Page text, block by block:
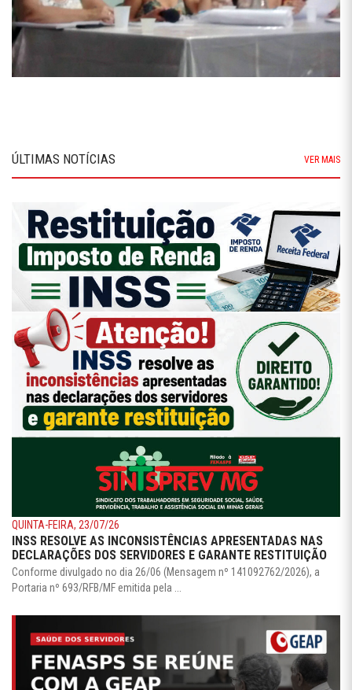
ÚLTIMAS NOTÍCIAS VER MAIS
QUINTA-FEIRA, 23/07/26
INSS RESOLVE AS INCONSISTÊNCIAS APRESENTADAS NAS
DECLARAÇÕES DOS SERVIDORES E GARANTE RESTITUIÇÃO
Conforme divulgado no dia 26/06 (Mensagem nº 141092762/2026), a
Portaria nº 693/RFB/MF emitida pela ...